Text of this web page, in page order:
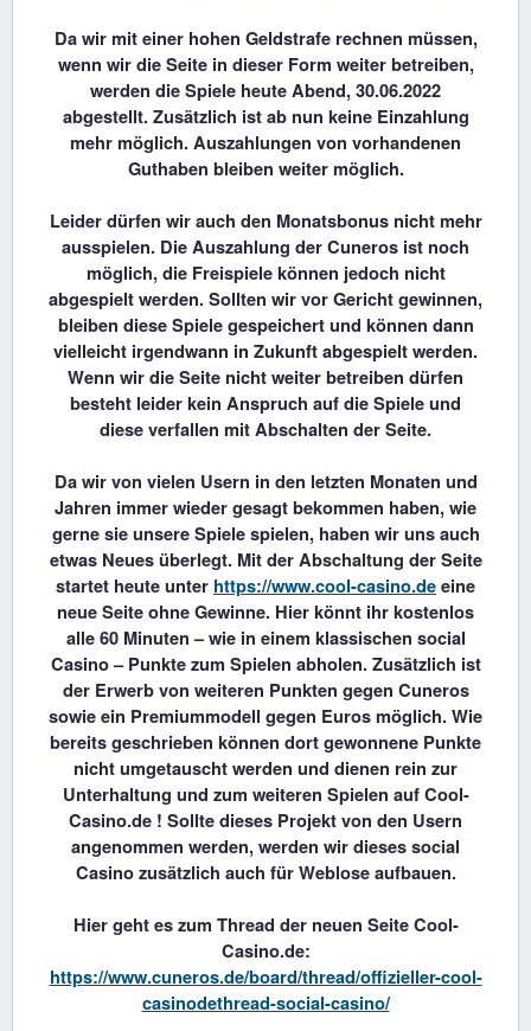
Da wir mit einer hohen Geldstrafe rechnen müssen,
wenn wir die Seite in dieser Form weiter betreiben,
werden die Spiele heute Abend, 30.06.2022
abgestellt. Zusätzlich ist ab nun keine Einzahlung
mehr möglich. Auszahlungen von vorhandenen
Guthaben bleiben weiter möglich.
Leider dürfen wir auch den Monatsbonus nicht mehr
ausspielen. Die Auszahlung der Cuneros ist noch
möglich, die Freispiele können jedoch nicht
abgespielt werden. Sollten wir vor Gericht gewinnen,
bleiben diese Spiele gespeichert und können dann
vielleicht irgendwann in Zukunft abgespielt werden.
Wenn wir die Seite nicht weiter betreiben dürfen
besteht leider kein Anspruch auf die Spiele und
diese verfallen mit Abschalten der Seite.
Da wir von vielen Usern in den letzten Monaten und
Jahren immer wieder gesagt bekommen haben, wie
gerne sie unsere Spiele spielen, haben wir uns auch
etwas Neues überlegt. Mit der Abschaltung der Seite
startet heute unter https://www.cool-casino.deeine
neue Seite ohne Gewinne. Hier könnt ihr kostenlos
alle 60 Minuten – wie in einem klassischen social
Casino – Punkte zum Spielen abholen. Zusätzlich ist
der Erwerb von weiteren Punkten gegen Cuneros
sowie ein Premiummodell gegen Euros möglich. Wie
bereits geschrieben können dort gewonnene Punkte
nicht umgetauscht werden und dienen rein zur
Unterhaltung und zum weiteren Spielen auf Cool-
Casino.de ! Sollte dieses Projekt von den Usern
angenommen werden, werden wir dieses social
Casino zusätzlich auch für Weblose aufbauen.
Hier geht es zum Thread der neuen Seite Cool-
Casino.de:
https://www.cuneros.de/board/thread/offizieller-cool-
casinodethread-social-casino/